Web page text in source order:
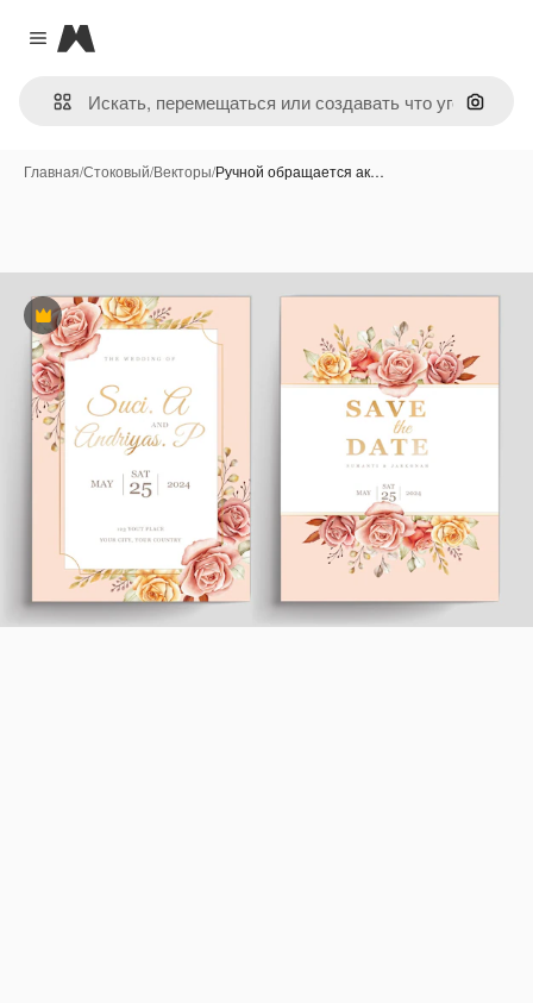
Close menu
Magnific
Поиск
Главная/Стоковый/Векторы/Ручной обращается ак…
Премиум